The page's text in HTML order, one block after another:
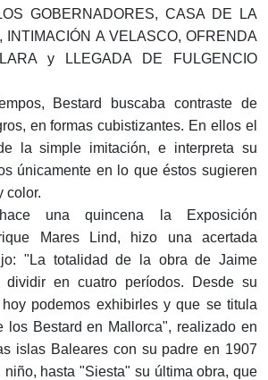
GOBERNADORES, CASA DE LA
INTIMACIÓN A VELASCO, OFRENDA
y LLEGADA DE FULGENCIO
Bestard buscaba contraste de
en formas cubistizantes. En ellos el
la simple imitación, e interpreta su
únicamente en lo que éstos sugieren
color.
una quincena la Exposición
Mares Lind, hizo una acertada
"La totalidad de la obra de Jaime
dividir en cuatro períodos. Desde su
podemos exhibirles y que se titula
los Bestard en Mallorca", realizado en
islas Baleares con su padre en 1907
hasta "Siesta" su última obra, que